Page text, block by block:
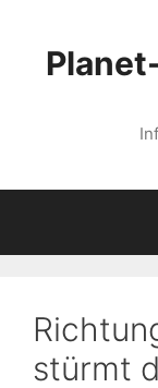
springen
stürmt